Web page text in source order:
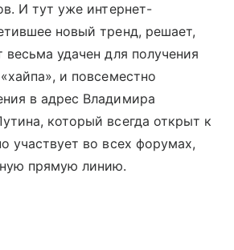
И тут уже интернет-
новый тренд, решает,
удачен для получения
и повсеместно
в адрес Владимира
который всегда открыт к
участвует во всех форумах,
прямую линию.